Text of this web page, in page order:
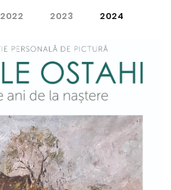
2022 2023 2024